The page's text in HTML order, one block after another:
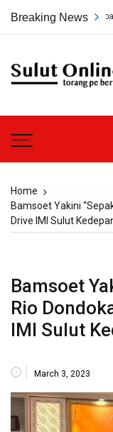
Breaking News
Tambang PT
Home
Bamsoet Yakini
Drive IMI Sulut
Bamsoet
Rio
IMI Sulut
March 3, 2023